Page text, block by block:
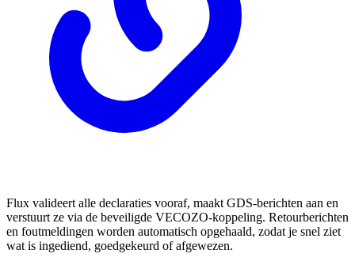
Flux valideert alle declaraties vooraf, maakt GDS-berichten aan en
verstuurt ze via de beveiligde VECOZO-koppeling. Retourberichten
en foutmeldingen worden automatisch opgehaald, zodat je snel ziet
wat is ingediend, goedgekeurd of afgewezen.